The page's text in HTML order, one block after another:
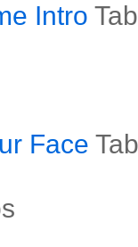
Intro
Face